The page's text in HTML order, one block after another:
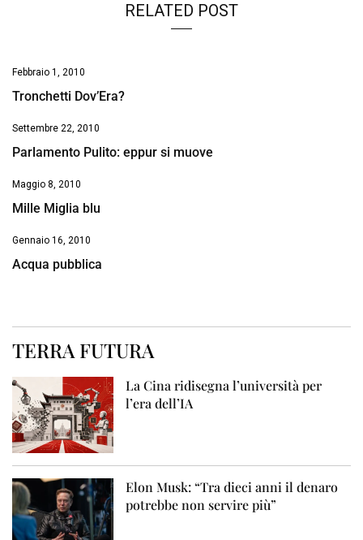
RELATED POST
Febbraio 1, 2010
Tronchetti Dov’Era?
Settembre 22, 2010
Parlamento Pulito: eppur si muove
Maggio 8, 2010
Mille Miglia blu
Gennaio 16, 2010
Acqua pubblica
TERRA FUTURA
La Cina ridisegna l’università per
l’era dell’IA
Elon Musk: “Tra dieci anni il denaro
potrebbe non servire più”